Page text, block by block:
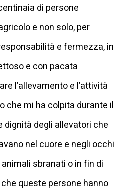
di persone
e non solo, per
e fermezza, in
e con pacata
l’allevamento e l’attività
che mi ha colpita durante il
degli allevatori che
nel cuore e negli occhi
sbranati o in fin di
queste persone hanno